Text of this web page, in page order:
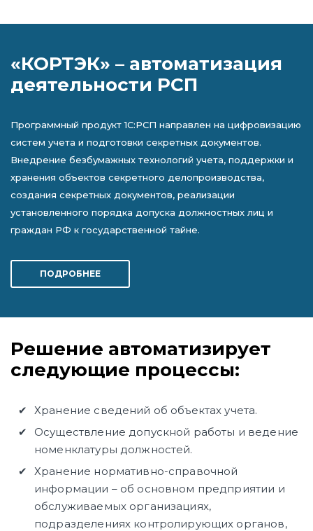
«КОРТЭК» – автоматизация
деятельности РСП
Программный продукт 1С:РСП направлен на цифровизацию
систем учета и подготовки секретных документов.
Внедрение безбумажных технологий учета, поддержки и
хранения объектов секретного делопроизводства,
создания секретных документов, реализации
установленного порядка допуска должностных лиц и
граждан РФ к государственной тайне.
ПОДРОБНЕЕ
Решение автоматизирует
следующие процессы:
Хранение сведений об объектах учета.
Осуществление допускной работы и ведение
номенклатуры должностей.
Хранение нормативно-справочной
информации – об основном предприятии и
обслуживаемых организациях,
подразделениях контролирующих органов,